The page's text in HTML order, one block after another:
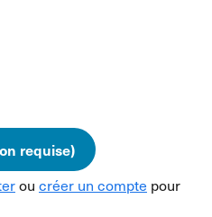
requise)
ou créer un compte pour